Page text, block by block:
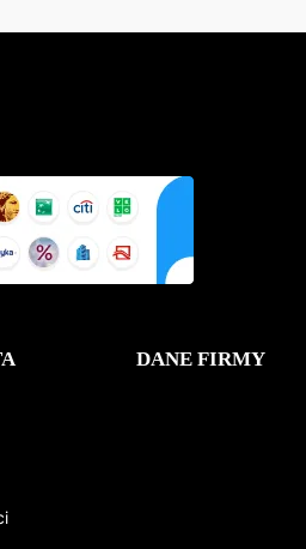
DANE FIRMY